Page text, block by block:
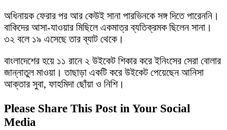
অধিনায়ক ফেরার পর আর কেউই সানা পারভিনকে সঙ্গ দিতে পারেননি।
বাকিদের আসা-যাওয়ার মিছিলে একমাত্র ব্যতিক্রমক ছিলেন সানা।
৩২ বলে ১৯ এসেছে তার ব্যাট থেকে।
বাংলাদেশের হয়ে ১১ রানে ২ উইকেট শিকার করে ইনিংসের সেরা বোলার
জান্নাতুল মাওয়া। তাছাড়া একটি করে উইকেট পেয়েছেন আনিসা
আক্তার সুবা, ফাহমিদা ছোঁয়া ও নিশি।
Please Share This Post in Your Social
Media